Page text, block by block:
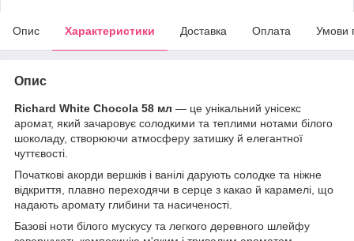
Опис Характеристики Доставка Оплата Умови
Опис
Richard White Chocola 58 мл — це унікальний унісекс
аромат, який зачаровує солодкими та теплими нотами білого
шоколаду, створюючи атмосферу затишку й елегантної
чуттєвості.
Початкові акорди вершків і ванілі дарують солодке та ніжне
відкриття, плавно переходячи в серце з какао й карамелі, що
надають аромату глибини та насиченості.
Базові ноти білого мускусу та легкого деревного шлейфу